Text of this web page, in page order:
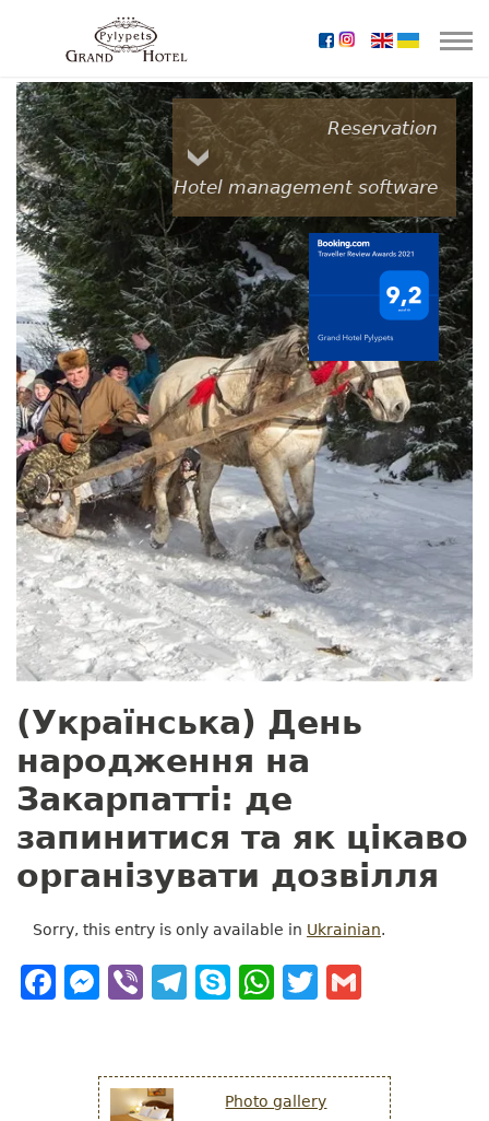
Reservation
Hotel management software
(Українська) День
народження на
Закарпатті: де
запинитися та як цікаво
організувати дозвілля
Sorry, this entry is only available in Ukrainian.
Facebook
Messenger
ViberTelegram
Skype
WhatsApp
Twitter
Photo gallery